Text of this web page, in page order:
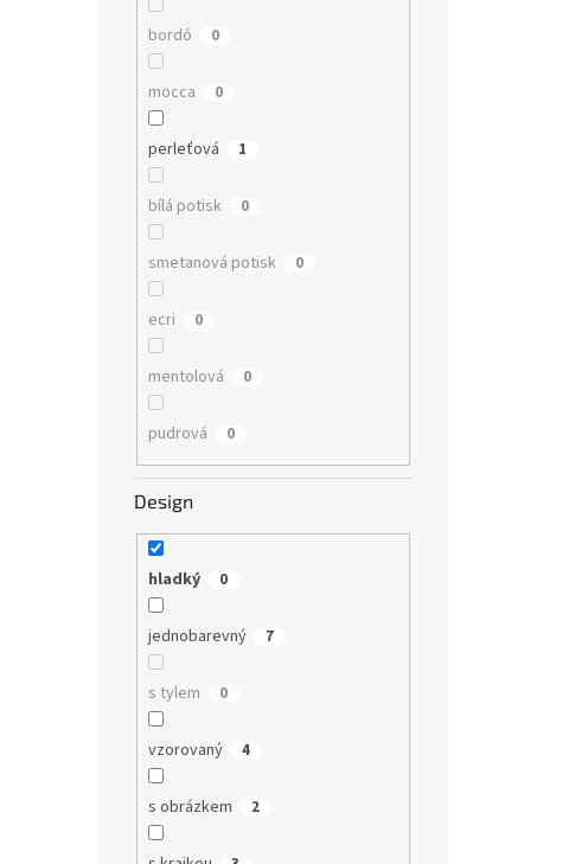
bordó 0
mocca 0
perleťová 1
bílá potisk 0
smetanová potisk 0
ecri 0
mentolová 0
pudrová 0
Design
hladký 0
jednobarevný 7
s tylem 0
vzorovaný 4
s obrázkem 2